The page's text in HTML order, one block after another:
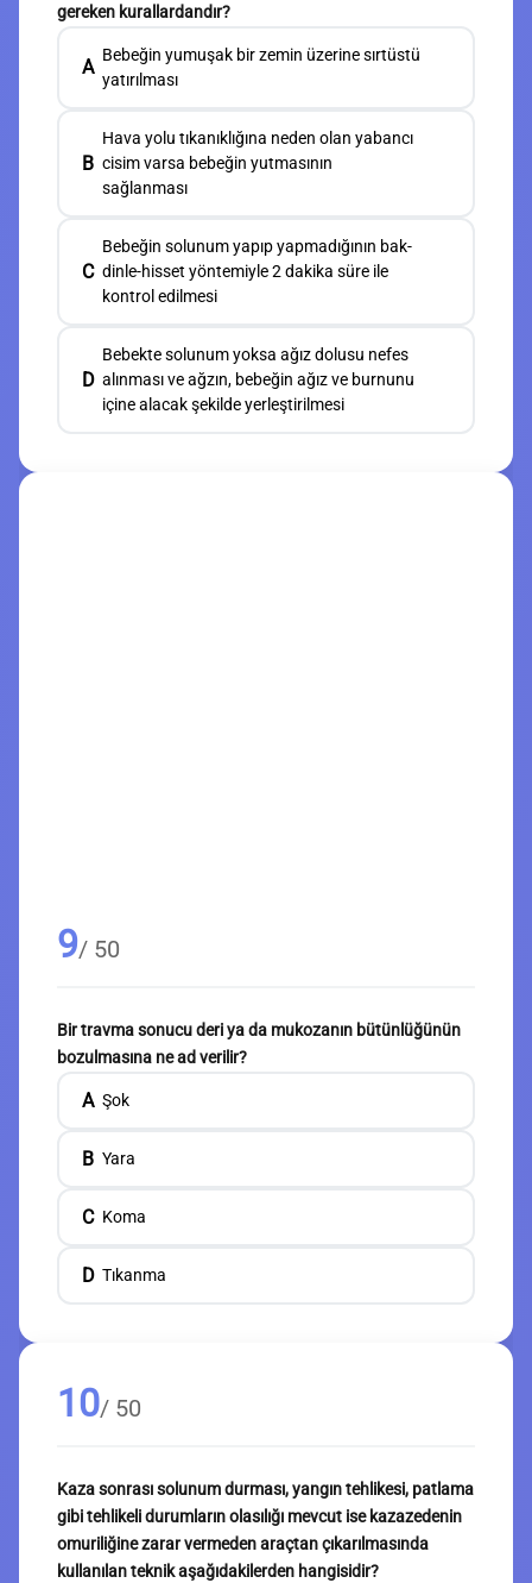
gereken kurallardandır?
A
Bebeğin yumuşak bir zemin üzerine sırtüstü
yatırılması
B
Hava yolu tıkanıklığına neden olan yabancı
cisim varsa bebeğin yutmasının
sağlanması
C
Bebeğin solunum yapıp yapmadığının bak-
dinle-hisset yöntemiyle 2 dakika süre ile
kontrol edilmesi
D
Bebekte solunum yoksa ağız dolusu nefes
alınması ve ağzın, bebeğin ağız ve burnunu
içine alacak şekilde yerleştirilmesi
9/ 50
Bir travma sonucu deri ya da mukozanın bütünlüğünün
bozulmasına ne ad verilir?
A Şok
B Yara
C Koma
D Tıkanma
10/ 50
Kaza sonrası solunum durması, yangın tehlikesi, patlama
gibi tehlikeli durumların olasılığı mevcut ise kazazedenin
omuriliğine zarar vermeden araçtan çıkarılmasında
kullanılan teknik aşağıdakilerden hangisidir?